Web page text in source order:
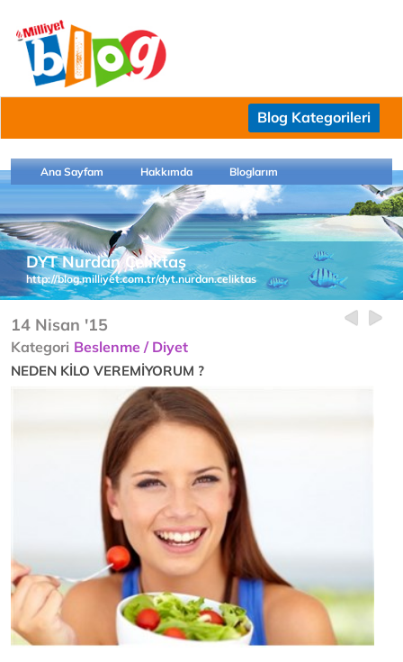
Blog Kategorileri
Ana Sayfam Hakkımda Bloglarım
DYT Nurdan Çeliktaş
http://blog.milliyet.com.tr/dyt.nurdan.celiktas
14 Nisan '15
Kategori Beslenme / Diyet
NEDEN KİLO VEREMİYORUM ?